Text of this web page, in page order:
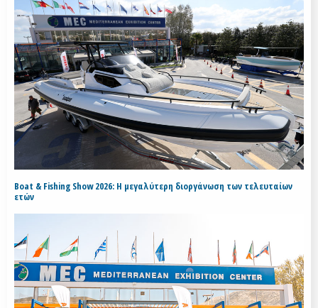
Boat & Fishing Show 2026: Η μεγαλύτερη διοργάνωση των τελευταίων
ετών